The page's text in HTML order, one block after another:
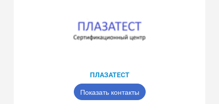
ПЛАЗАТЕСТ
Показать контакты